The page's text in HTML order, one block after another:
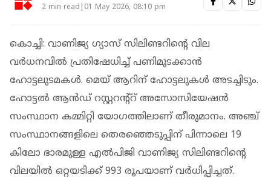
2 min read|01 May 2026, 08:10 pm
കൊച്ചി: വാണിജ്യ ഗ്യാസ് സിലിണ്ടറിന്റെ വില
വര്‍ധനവില്‍ പ്രതിഷേധിച്ച് പണിമുടക്കാന്‍
ഹോട്ടലുടമകൾ. മെയ് ആറിന് ഹോട്ടലുകള്‍ അടച്ചിടും.
ഹോട്ടല്‍ ആന്‍ഡ് റസ്റ്ററന്റ്‌റ് അസോസിയേഷന്‍
സംസ്ഥാന കമ്മിറ്റി യോഗത്തിലാണ് തീരുമാനം. അഞ്ച്
സംസ്ഥാനങ്ങളിലെ തെരഞ്ഞെടുപ്പിന് പിന്നാലെ 19
കിലോ ഭാരമുള്ള എല്‍പിജി വാണിജ്യ സിലിണ്ടറിന്റെ
വിലയില്‍ ഒറ്റയടിക്ക് 993 രൂപയാണ് വര്‍ധിപ്പിച്ചത്.